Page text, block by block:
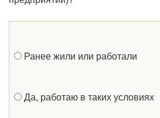
Ранее жили или работали
Да, работаю в таких условиях